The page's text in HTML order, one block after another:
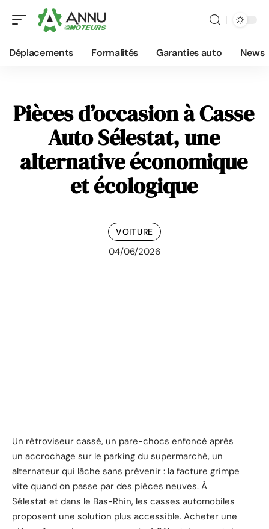
Déplacements Formalités Garanties auto News
Pièces d’occasion à Casse
Auto Sélestat, une
alternative économique
et écologique
VOITURE
04/06/2026
Un rétroviseur cassé, un pare-chocs enfoncé après
un accrochage sur le parking du supermarché, un
alternateur qui lâche sans prévenir : la facture grimpe
vite quand on passe par des pièces neuves. À
Sélestat et dans le Bas-Rhin, les casses automobiles
proposent une solution plus accessible. Acheter une